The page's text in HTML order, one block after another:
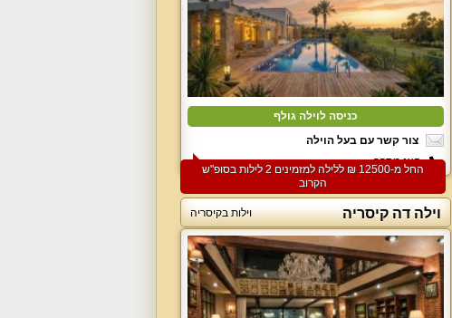
כניסה לוילה גולף
צור קשר עם בעל הוילה
הצג מספר
החל מ-‏12500 ₪ ללילה למזמינים 2 לילות בסופ"ש
הקרוב
וילה דה קיסריה וילות בקיסריה